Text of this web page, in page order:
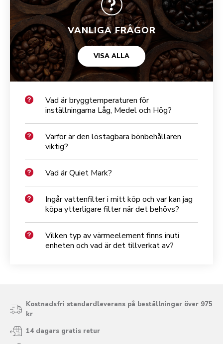
VANLIGA FRÅGOR
VISA ALLA
Vad är bryggtemperaturen för
inställningarna Låg, Medel och Hög?
Varför är den löstagbara bönbehållaren
viktig?
Vad är Quiet Mark?
Ingår vattenfilter i mitt köp och var kan jag
köpa ytterligare filter när det behövs?
Vilken typ av värmeelement finns inuti
enheten och vad är det tillverkat av?
Kostnadsfri standardleverans på beställningar över 975
kr
14 dagars gratis retur